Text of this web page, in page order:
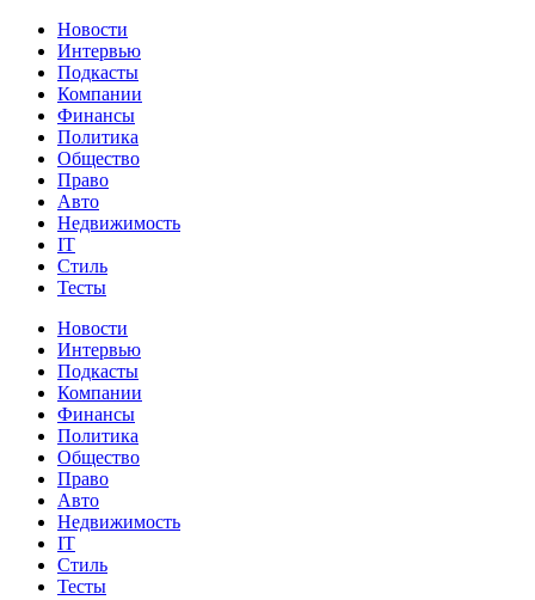
Новости
Интервью
Подкасты
Компании
Финансы
Политика
Общество
Право
Авто
Недвижимость
IT
Стиль
Тесты
Новости
Интервью
Подкасты
Компании
Финансы
Политика
Общество
Право
Авто
Недвижимость
IT
Стиль
Тесты